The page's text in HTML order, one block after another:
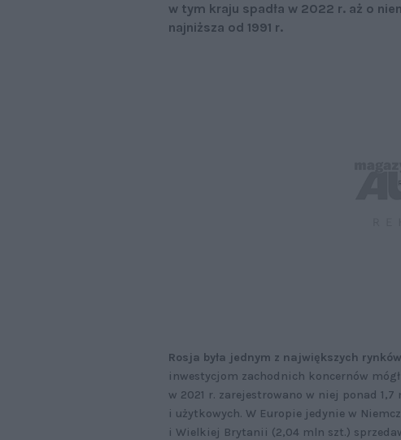
w tym kraju spadła w 2022 r. aż o
najniższa od 1991 r.
Rosja była jednym z największych
inwestycjom zachodnich koncernów
w 2021 r. zarejestrowano w niej ponad
i użytkowych. W Europie jedynie w
i Wielkiej Brytanii (2,04 mln szt.)